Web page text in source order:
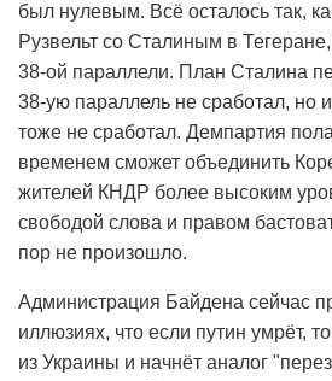
был нулевым. Всё осталось так,
Рузвельт со Сталиным в
38-ой параллели. План Сталина
38-ую параллель не сработал, но
тоже не сработал. Демпартия
временем сможет объединить
жителей КНДР более высоким
свободой слова и правом
пор не произошло.
Администрация Байдена сейчас
иллюзиях, что если путин умрёт,
из Украины и начнёт аналог